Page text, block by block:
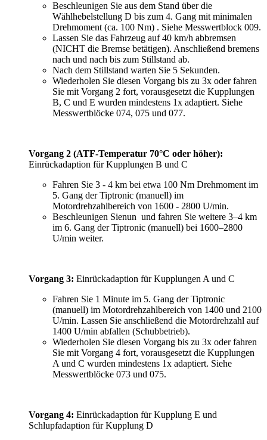
Beschleunigen Sie aus dem Stand über die
Wählhebelstellung D bis zum 4. Gang mit minimalen
Drehmoment (ca. 100 Nm) . Siehe Messwertblock 009.
Lassen Sie das Fahrzeug auf 40 km/h abbremsen
(NICHT die Bremse betätigen). Anschließend bremens
nach und nach bis zum Stillstand ab.
Nach dem Stillstand warten Sie 5 Sekunden.
Wiederholen Sie diesen Vorgang bis zu 3x oder fahren
Sie mit Vorgang 2 fort, vorausgesetzt die Kupplungen
B, C und E wurden mindestens 1x adaptiert. Siehe
Messwertblöcke 074, 075 und 077.
Vorgang 2 (ATF-Temperatur 70°C oder höher):
Einrückadaption für Kupplungen B und C
Fahren Sie 3 - 4 km bei etwa 100 Nm Drehmoment im
5. Gang der Tiptronic (manuell) im
Motordrehzahlbereich von 1600 - 2800 U/min.
Beschleunigen Sienun und fahren Sie weitere 3–4 km
im 6. Gang der Tiptronic (manuell) bei 1600–2800
U/min weiter.
Vorgang 3: Einrückadaption für Kupplungen A und C
Fahren Sie 1 Minute im 5. Gang der Tiptronic
(manuell) im Motordrehzahlbereich von 1400 und 2100
U/min. Lassen Sie anschließend die Motordrehzahl auf
1400 U/min abfallen (Schubbetrieb).
Wiederholen Sie diesen Vorgang bis zu 3x oder fahren
Sie mit Vorgang 4 fort, vorausgesetzt die Kupplungen
A und C wurden mindestens 1x adaptiert. Siehe
Messwertblöcke 073 und 075.
Vorgang 4: Einrückadaption für Kupplung E und
Schlupfadaption für Kupplung D